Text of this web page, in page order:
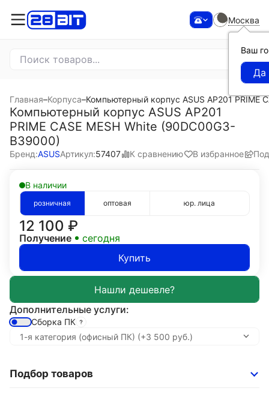
Москва
Ваш
Главная–Корпуса–Компьютерный корпус ASUS AP201 PRIME
Компьютерный корпус ASUS AP201
PRIME CASE MESH White (90DC00G3-
B39000)
Бренд:ASUSАртикул:57407 К сравнению В избранное
В наличии
розничная оптовая юр. лица
12 100 ₽
Получение
сегодня
Купить
Дополнительные услуги:
Сборка ПК
Подбор товаров